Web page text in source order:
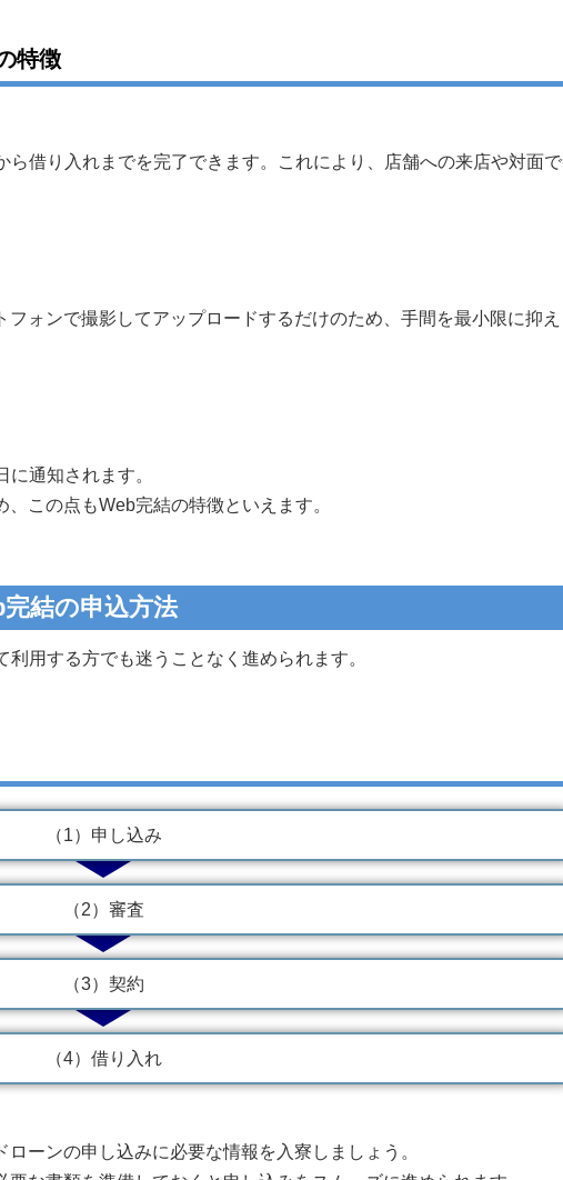
特徴
借り入れまでを完了できます。これにより、店舗への来店や対面で
ォンで撮影してアップロードするだけのため、手間を最小限に抑え
通知されます。
この点もWeb完結の特徴といえます。
結の申込方法
用する方でも迷うことなく進められます。
（1）申し込み
（2）審査
（3）契約
（4）借り入れ
ーンの申し込みに必要な情報を入寮しましょう。